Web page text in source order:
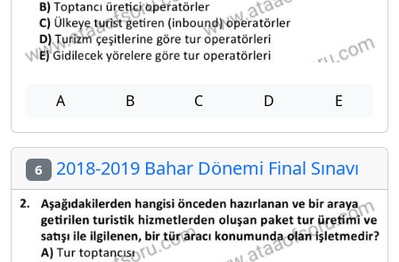
A B C D E
6 2018-2019 Bahar Dönemi Final Sınavı